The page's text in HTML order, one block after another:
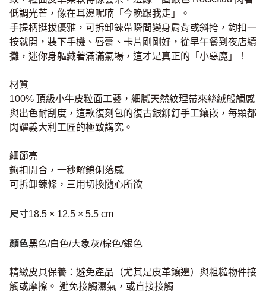
低調光芒，像在耳邊呢喃「今晚跟我走」。
手提柄挺拔優雅，可拆卸鍊帶瞬間變身肩背或斜挎，鉤扣一
按就開，裝下手機、唇膏、卡片剛剛好，從早午餐到夜店續
攤，迷你身軀藏著滿滿氣場，這才是真正的「小惡魔」！
材質
100% 頂級小牛皮粒面工藝，細膩天然紋理帶來絲絨般觸感
與出色耐刮度，這款復刻包的復古銀鉚釘手工鑲嵌，每顆都
閃耀義大利工匠的極致講究。
細節亮
鉤扣開合，一秒解鎖俐落感
可拆卸鍊條，三用切換隨心所欲
尺寸18.5 × 12.5 × 5.5 cm
顏色黑色/白色/大象灰/棕色/銀色
精緻皮具保養：避免產品（尤其是皮革鑲邊）與粗糙物件接
觸或摩擦。 避免接觸濕氣，或直接接觸